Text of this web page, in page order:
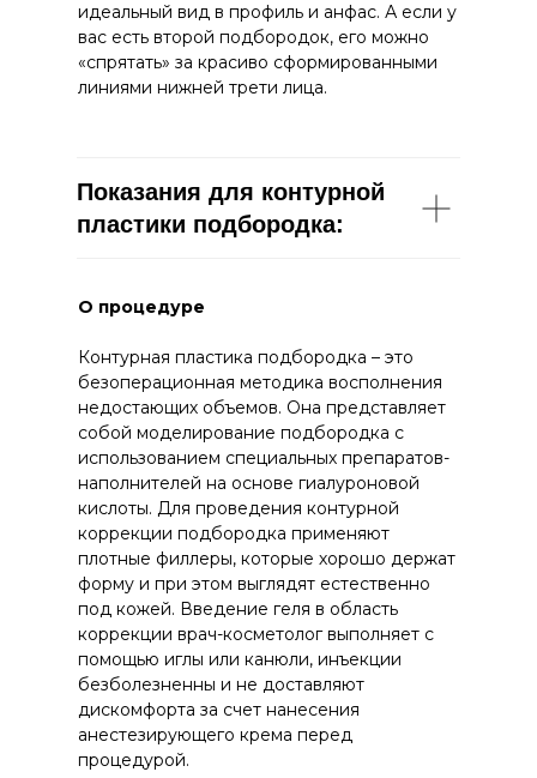
идеальный вид в профиль и анфас. А если у
вас есть второй подбородок, его можно
«спрятать» за красиво сформированными
линиями нижней трети лица.
Показания для контурной
пластики подбородка:
О процедуре
Контурная пластика подбородка – это
безоперационная методика восполнения
недостающих объемов. Она представляет
собой моделирование подбородка с
использованием специальных препаратов-
наполнителей на основе гиалуроновой
кислоты. Для проведения контурной
коррекции подбородка применяют
плотные филлеры, которые хорошо держат
форму и при этом выглядят естественно
под кожей. Введение геля в область
коррекции врач-косметолог выполняет с
помощью иглы или канюли, инъекции
безболезненны и не доставляют
дискомфорта за счет нанесения
анестезирующего крема перед
процедурой.